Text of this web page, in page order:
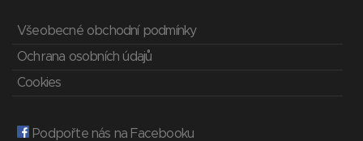
Všeobecné obchodní podmínky
Ochrana osobních údajů
Cookies
Podpořte nás na Facebooku